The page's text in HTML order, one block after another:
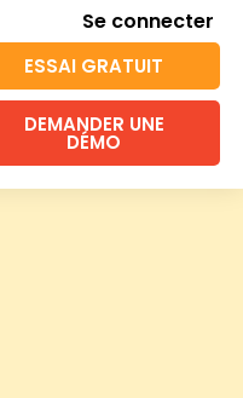
Se connecter
ESSAI GRATUIT
DEMANDER UNE
DÉMO